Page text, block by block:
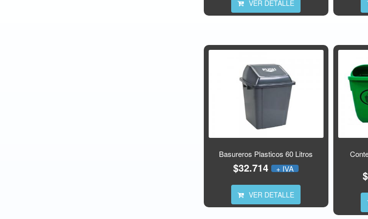
VER DETALLE
Basureros Plasticos 60 Litros
$32.714 + IVA
VER DETALLE